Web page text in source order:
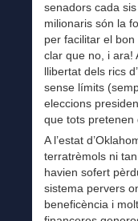
senadors cada
milionaris són la
per facilitar el
clar que no, i ara!
llibertat dels rics
sense límits
eleccions
que tots pretenen
A l’estat
terratrèmols ni
havien sofert
sistema pervers
beneficència i